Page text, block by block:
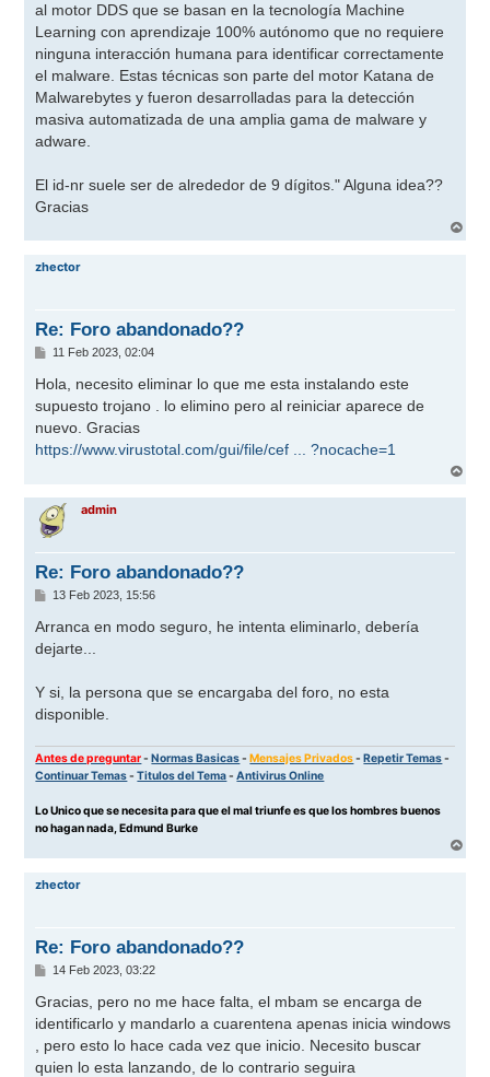
al motor DDS que se basan en la tecnología Machine
Learning con aprendizaje 100% autónomo que no requiere
ninguna interacción humana para identificar correctamente
el malware. Estas técnicas son parte del motor Katana de
Malwarebytes y fueron desarrolladas para la detección
masiva automatizada de una amplia gama de malware y
adware.
El id-nr suele ser de alrededor de 9 dígitos." Alguna idea??
Gracias
r
zhector
Re: Foro abandonado??
M
n
s
a
e
11 Feb 2023, 02:04
Hola, necesito eliminar lo que me esta instalando este
supuesto trojano . lo elimino pero al reiniciar aparece de
nuevo. Gracias
https://www.virustotal.com/gui/file/cef ... ?nocache=1
r
admin
Re: Foro abandonado??
M
n
a
13 Feb 2023, 15:56
Arranca en modo seguro, he intenta eliminarlo, debería
dejarte...
Y si, la persona que se encargaba del foro, no esta
disponible.
Antes de preguntar-Normas Basicas-Mensajes Privados-Repetir Temas-
Continuar Temas-Titulos del Tema-Antivirus Online
Lo Unico que se necesita para que el mal triunfe es que los hombres buenos
no hagan nada, Edmund Burke
r
zhector
Re: Foro abandonado??
M
n
s
a
e
14 Feb 2023, 03:22
Gracias, pero no me hace falta, el mbam se encarga de
identificarlo y mandarlo a cuarentena apenas inicia windows
, pero esto lo hace cada vez que inicio. Necesito buscar
quien lo esta lanzando, de lo contrario seguira